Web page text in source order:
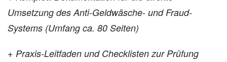
Umsetzung des Anti-Geldwäsche- und Fraud-
Systems (Umfang ca. 80 Seiten)
+ Praxis-Leitfaden und Checklisten zur Prüfung